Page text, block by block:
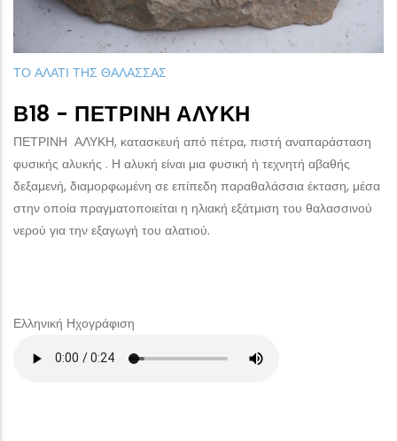
ΤΟ ΑΛΑΤΙ ΤΗΣ ΘΑΛΑΣΣΑΣ
Β18 - ΠΈΤΡΙΝΗ ΑΛΥΚΉ
ΠΕΤΡΙΝΗ ΑΛΥΚΗ, κατασκευή από πέτρα, πιστή αναπαράσταση
φυσικής αλυκής . Η αλυκή είναι μια φυσική ή τεχνητή αβαθής
δεξαμενή, διαμορφωμένη σε επίπεδη παραθαλάσσια έκταση, μέσα
στην οποία πραγματοποιείται η ηλιακή εξάτμιση του θαλασσινού
νερού για την εξαγωγή του αλατιού.
Ελληνική Ηχογράφιση